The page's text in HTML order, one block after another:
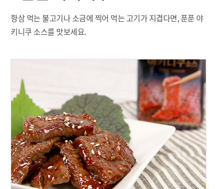
항상 먹는 불고기나 소금에 찍어 먹는 고기가 지겹다면, 푼푼 야
키니쿠 소스를 맛보세요.